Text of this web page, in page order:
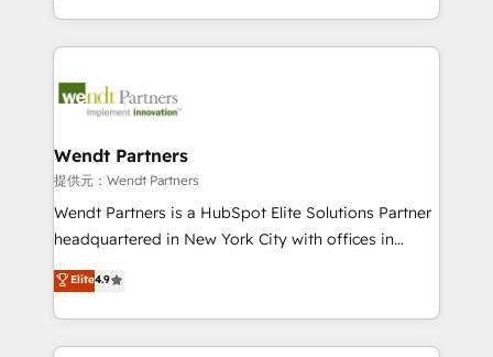
That's why we have developed a step-by-step
technology and people with each other. Together we
strive for optimal customer processes and
complex CRM migrations, implementations,
integrations, custom CMS portal development,
businesses. Our teams are based in North America
Implementation Certified Partner and we contribute
to their advisory council. We strive to do 'good work
with good people' and have worked with incredible
brands. You can see some of them on our website,
Wendt Partners
提供元：Wendt Partners
Wendt Partners is a HubSpot Elite Solutions Partner
headquartered in New York City with offices in
Toronto, London and Melbourne. As a global
HubSpot partner, we specialize in working with
sophisticated B2B companies to implement the
HubSpot CRM platform across client organizations.
Elite4.9